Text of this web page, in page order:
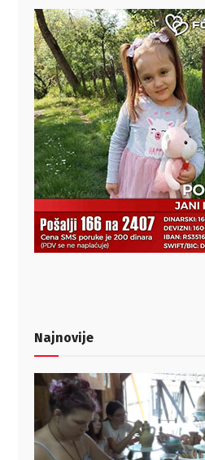
Najnovije